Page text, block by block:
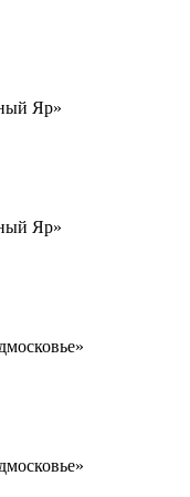
Яр»
Яр»